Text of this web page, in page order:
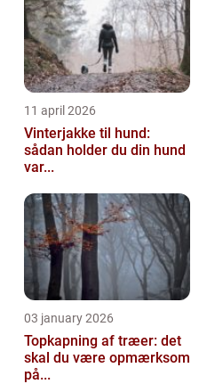
11 april 2026
Vinterjakke til hund:
sådan holder du din hund
var...
03 january 2026
Topkapning af træer: det
skal du være opmærksom
på...